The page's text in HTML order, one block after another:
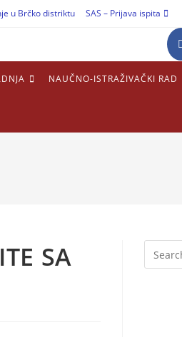
u Brčko distriktu SAS – Prijava ispita
NAUČNO-ISTRAŽIVAČKI RAD
SA